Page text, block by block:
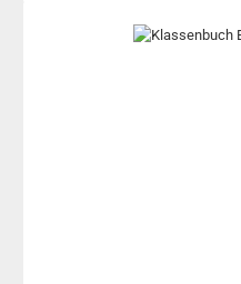
Bildergalerie überspringen